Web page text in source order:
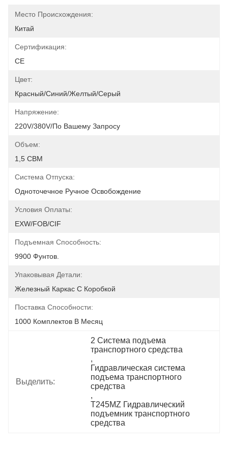
Место Происхождения:
Китай
Сертификация:
CE
Цвет:
Красный/синий/желтый/серый
Напряжение:
220V/380V/по Вашему Запросу
Объем:
1,5 CBM
Система Отпуска:
Одноточечное Ручное Освобождение
Условия Оплаты:
EXW/FOB/CIF
Подъемная Способность:
9900 Фунтов.
Упаковывая Детали:
Железный Каркас С Коробкой
Поставка Способности:
1000 Комплектов В Месяц
Выделить:
2 Система подъема
транспортного средства
,
Гидравлическая система
подъема транспортного
средства
,
T245MZ Гидравлический
подъемник транспортного
средства